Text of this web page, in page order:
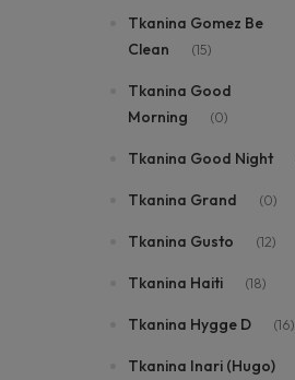
Tkanina Gomez Be
Clean
(15)
Tkanina Good
Morning
(0)
Tkanina Good Night
Tkanina Grand (0)
Tkanina Gusto (12)
Tkanina Haiti (18)
Tkanina Hygge D (16)
Tkanina Inari (Hugo)